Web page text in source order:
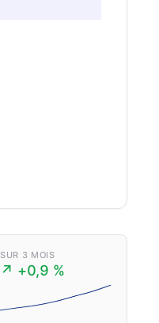
SUR 3 MOIS
↗ +0,9 %